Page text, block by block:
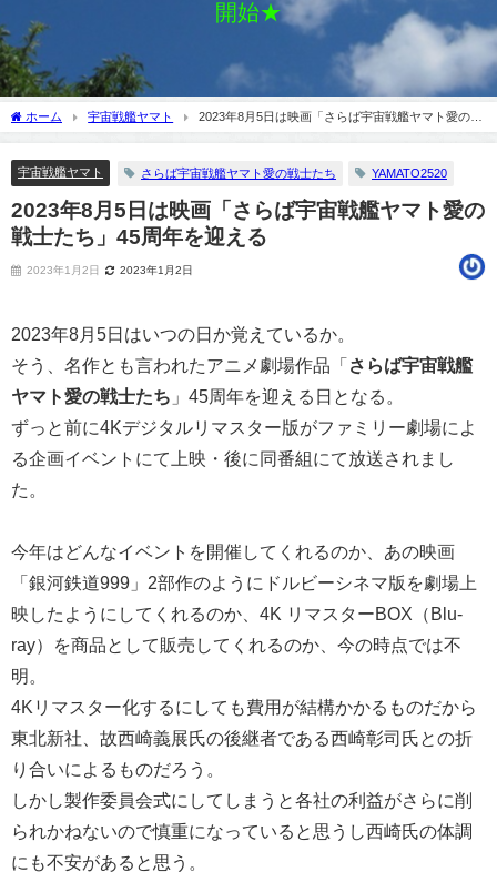
開始★
ホーム 宇宙戦艦ヤマト
2023年8月5日は映画「さらば宇宙戦艦ヤマト愛の戦
宇宙戦艦ヤマト さらば宇宙戦艦ヤマト愛の戦士たち YAMATO2520
2023年8月5日は映画「さらば宇宙戦艦ヤマト愛の
戦士たち」45周年を迎える
2023年1月2日 2023年1月2日
2023年8月5日はいつの日か覚えているか。
そう、名作とも言われたアニメ劇場作品「 さらば宇宙戦艦
ヤマト愛の戦士たち 」45周年を迎える日となる。
ずっと前に4Kデジタルリマスター版がファミリー劇場によ
る企画イベントにて上映・後に同番組にて放送されまし
た。
今年はどんなイベントを開催してくれるのか、あの映画
「銀河鉄道999」2部作のようにドルビーシネマ版を劇場上
映したようにしてくれるのか、4K リマスターBOX（Blu-
ray）を商品として販売してくれるのか、今の時点では不
明。
4Kリマスター化するにしても費用が結構かかるものだから
東北新社、故西崎義展氏の後継者である西崎彰司氏との折
り合いによるものだろう。
しかし製作委員会式にしてしまうと各社の利益がさらに削
られかねないので慎重になっていると思うし西崎氏の体調
にも不安があると思う。